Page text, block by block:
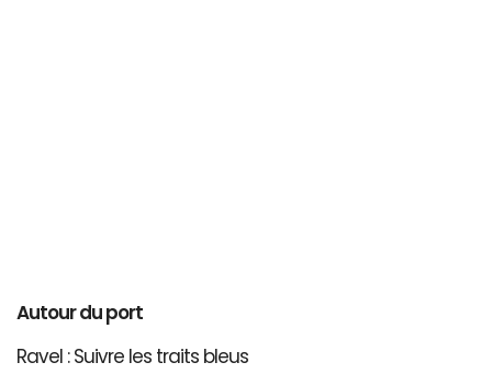
Autour du port
Ravel : Suivre les traits bleus